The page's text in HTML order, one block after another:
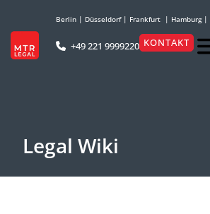
Berlin | Düsseldorf| Frankfurt | Hamburg|
+49 221 9999220 KONTAKT
Legal Wiki